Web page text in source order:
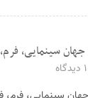
سینمایی،
۱ دیدگاه